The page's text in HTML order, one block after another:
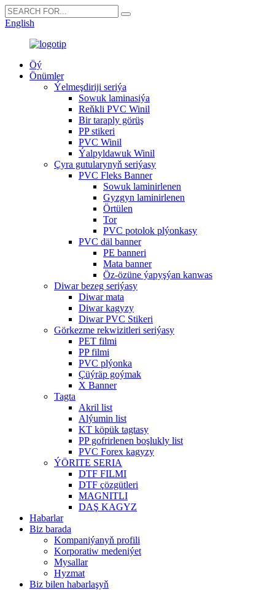
English
Öý
Önümler
Ýelmeşdiriji seriýa
Sowuk laminasiýa
Reňkli PVC Winil
Bir taraply görüş
PP stikeri
PVC Winil
Ýalpyldawuk Winil
Çyra gutularynyň seriýasy
PVC Fleks Banner
Sowuk laminirlenen
Gyzgyn laminirlenen
Örtülen
Tor
PVC potolok plýonkasy
PVC däl banner
PE banneri
Mata banner
Öz-özüne ýapyşýan kanwas
Diwar bezeg seriýasy
Diwar mata
Diwar kagyzy
Diwar PVC Stikeri
Görkezme rekwizitleri seriýasy
PET filmi
PP filmi
PVC plýonka
Çüýräp goýmak
X Banner
Tagta
Akril list
Alýumin list
KT köpük tagtasy
PP gofrirlenen boşlukly list
PVC Forex kagyzy
ÝÖRITE SERIA
DTF FILMI
DTF çözgütleri
MAGNITLI
DAŞ KAGYZ
Habarlar
Biz barada
Kompaniýanyň profili
Korporatiw medeniýet
Mysallar
Hyzmat
Biz bilen habarlaşyň